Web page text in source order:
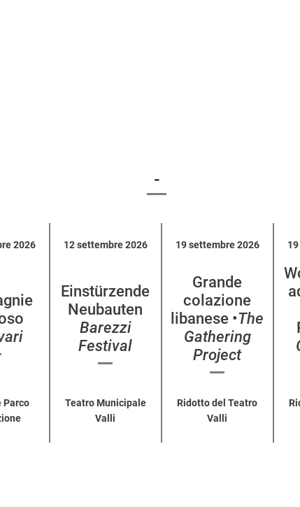
-
2026
Parco
12 settembre 2026
Einstürzende
Neubauten
Barezzi
Festival
Teatro Municipale
Valli
19 settembre 2026
Grande
colazione
libanese •The
Gathering
Project
Ridotto del Teatro
Valli